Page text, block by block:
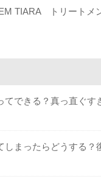
TIARA トリートメ
てできる？真っ直ぐす
しまったらどうする？